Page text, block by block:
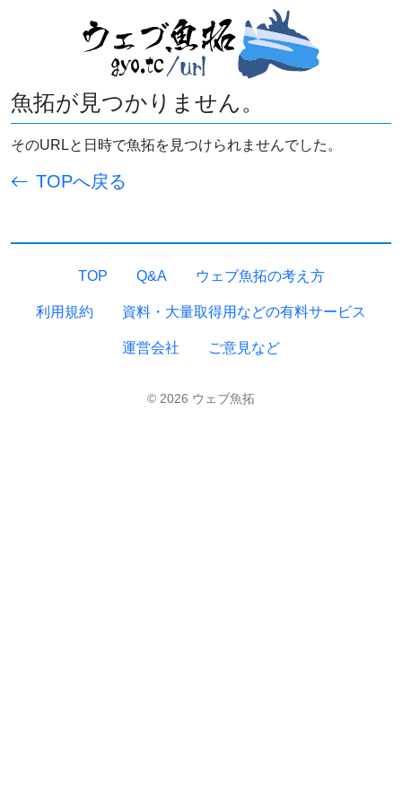
魚拓が見つかりません。
そのURLと日時で魚拓を見つけられませんでした。
TOPへ戻る
TOP Q&A ウェブ魚拓の考え方
利用規約 資料・大量取得用などの有料サービス
運営会社 ご意見など
© 2026 ウェブ魚拓